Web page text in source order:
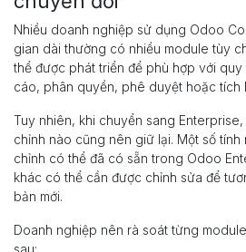
Nhiều doanh nghiệp sử dụng Odoo
gian dài thường có nhiều module tùy
thể được phát triển để phù hợp với quy
cáo, phân quyền, phê duyệt hoặc tích
Tuy nhiên, khi chuyển sang
chỉnh nào cũng nên giữ lại. Một số
chỉnh có thể đã có sẵn trong Odoo
khác có thể cần được chỉnh sửa để
bản mới.
Doanh nghiệp nên rà soát từng
sau: